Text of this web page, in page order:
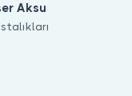
Aksu